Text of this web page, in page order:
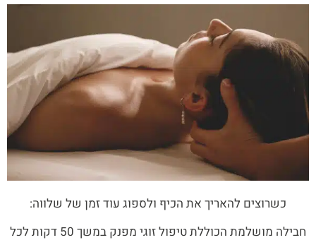
כשרוצים להאריך את הכיף ולספוג עוד זמן של שלווה:
חבילה מושלמת הכוללת טיפול זוגי מפנק במשך 50 דקות לכל